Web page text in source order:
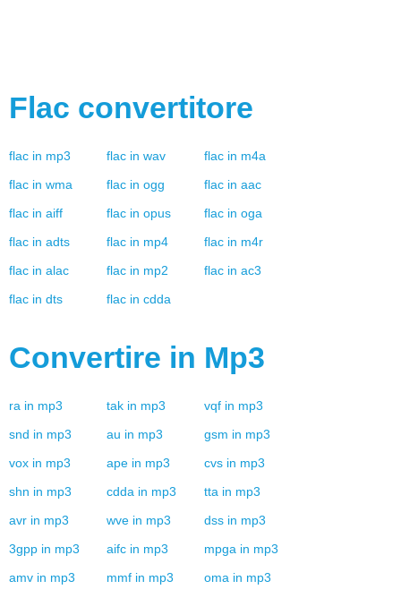
Flac convertitore
flac in mp3 flac in wav flac in m4a
flac in wma flac in ogg flac in aac
flac in aiff flac in opus flac in oga
flac in adts flac in mp4 flac in m4r
flac in alac flac in mp2 flac in ac3
flac in dts flac in cdda
Convertire in Mp3
ra in mp3 tak in mp3 vqf in mp3
snd in mp3 au in mp3 gsm in mp3
vox in mp3 ape in mp3 cvs in mp3
shn in mp3 cdda in mp3 tta in mp3
avr in mp3 wve in mp3 dss in mp3
3gpp in mp3 aifc in mp3 mpga in mp3
amv in mp3 mmf in mp3 oma in mp3